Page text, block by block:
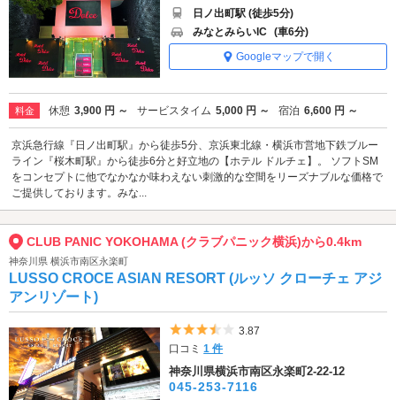
日ノ出町駅 (徒歩5分)
みなとみらいIC (車6分)
Googleマップで開く
料金 休憩 3,900 円 ～ サービスタイム 5,000 円 ～ 宿泊 6,600 円 ～
京浜急行線『日ノ出町駅』から徒歩5分、京浜東北線・横浜市営地下鉄ブルー
ライン『桜木町駅』から徒歩6分と好立地の【ホテル ドルチェ】。 ソフトSM
をコンセプトに他でなかなか味わえない刺激的な空間をリーズナブルな価格で
ご提供しております。みな...
CLUB PANIC YOKOHAMA (クラブパニック横浜)から0.4km
神奈川県 横浜市南区永楽町
LUSSO CROCE ASIAN RESORT (ルッソ クローチェ アジ
アンリゾート)
5つ星のうち3.5
3.87
口コミ1 件
神奈川県横浜市南区永楽町2-22-12
045-253-7116